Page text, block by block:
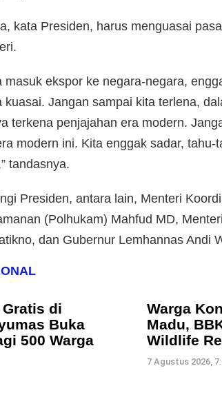
kata Presiden, harus menguasai
masuk ekspor ke negara-negara,
kuasai. Jangan sampai kita terlena,
terkena penjajahan era modern.
modern ini. Kita enggak sadar, tahu-
tandasnya.
Presiden, antara lain, Menteri
(Polhukam) Mahfud MD,
dan Gubernur Lemhannas Andi
di
Buka
500 Warga
Warga
Madu,
Wildlife
7 Agustus 2026,